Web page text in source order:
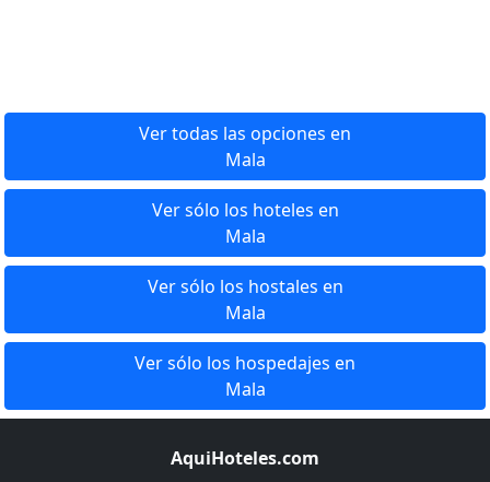
Ver todas las opciones en
Mala
Ver sólo los hoteles en
Mala
Ver sólo los hostales en
Mala
Ver sólo los hospedajes en
Mala
AquiHoteles.com